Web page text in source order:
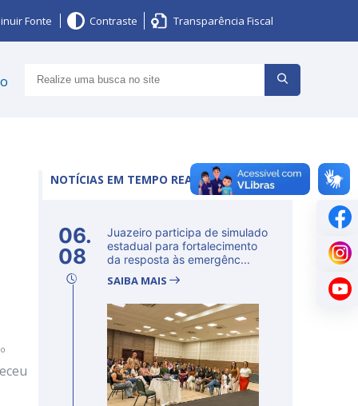
Fonte Contraste Transparência Fiscal
NOTÍCIAS EM TEMPO REAL
06.
08
Juazeiro participa de simulado
estadual para fortalecimento
da resposta às emergênc...
SAIBA MAIS